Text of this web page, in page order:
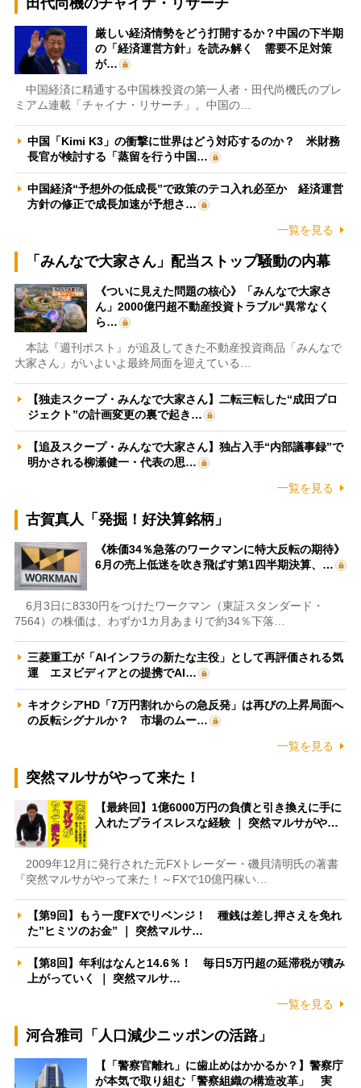
厳しい経済情勢をどう打開するか？中国の下半期
の「経済運営方針」を読み解く 需要不足対策
が…
中国経済に精通する中国株投資の第一人者・田代尚機氏のプレ
ミアム連載「チャイナ・リサーチ」。中国の…
中国「Kimi K3」の衝撃に世界はどう対応するのか？ 米財務
長官が検討する「蒸留を行う中国…
中国経済“予想外の低成長”で政策のテコ入れ必至か 経済運営
方針の修正で成長加速が予想さ…
一覧を見る
「みんなで大家さん」配当ストップ騒動の内幕
《ついに見えた問題の核心》「みんなで大家さ
ん」2000億円超不動産投資トラブル“異常なく
ら…
本誌『週刊ポスト』が追及してきた不動産投資商品「みんなで
大家さん」がいよいよ最終局面を迎えている…
【独走スクープ・みんなで大家さん】二転三転した“成田プロ
ジェクト”の計画変更の裏で起き…
【追及スクープ・みんなで大家さん】独占入手“内部議事録”で
明かされる柳瀬健一・代表の思…
一覧を見る
古賀真人「発掘！好決算銘柄」
《株価34％急落のワークマンに特大反転の期待》
6月の売上低迷を吹き飛ばす第1四半期決算、…
6月3日に8330円をつけたワークマン（東証スタンダード・
7564）の株価は、わずか1カ月あまりで約34％下落…
三菱重工が「AIインフラの新たな主役」として再評価される気
運 エヌビディアとの提携でAI…
キオクシアHD「7万円割れからの急反発」は再びの上昇局面へ
の反転シグナルか？ 市場のムー…
一覧を見る
突然マルサがやって来た！
【最終回】1億6000万円の負債と引き換えに手に
入れたプライスレスな経験 ｜ 突然マルサがや…
2009年12月に発行された元FXトレーダー・磯貝清明氏の著書
『突然マルサがやって来た！～FXで10億円稼い…
【第9回】もう一度FXでリベンジ！ 種銭は差し押さえを免れ
た”ヒミツのお金” ｜ 突然マルサ…
【第8回】年利はなんと14.6％！ 毎日5万円超の延滞税が積み
上がっていく ｜ 突然マルサ…
一覧を見る
河合雅司「人口減少ニッポンの活路」
【「警察官離れ」に歯止めはかかるか？】警察庁
が本気で取り組む「警察組織の構造改革」 実